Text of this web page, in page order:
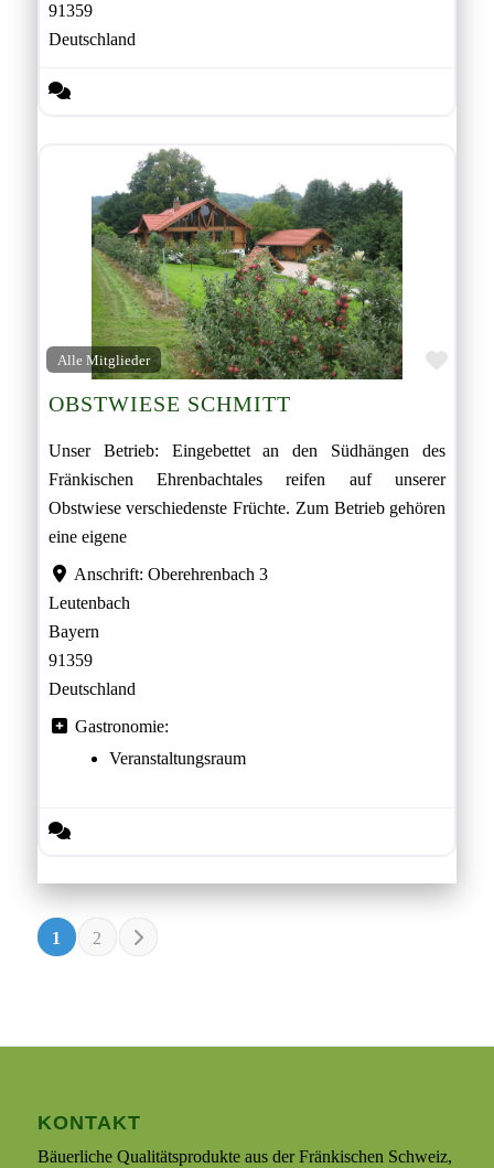
91359
Deutschland
Alle Mitglieder
OBSTWIESE SCHMITT
Unser Betrieb: Eingebettet an den Südhängen des
Fränkischen Ehrenbachtales reifen auf unserer
Obstwiese verschiedenste Früchte. Zum Betrieb gehören
eine eigene
Anschrift: Oberehrenbach 3
Leutenbach
Bayern
91359
Deutschland
Gastronomie:
Veranstaltungsraum
POSTS NAVIGATION
1 2
KONTAKT
Bäuerliche Qualitätsprodukte aus der Fränkischen Schweiz,